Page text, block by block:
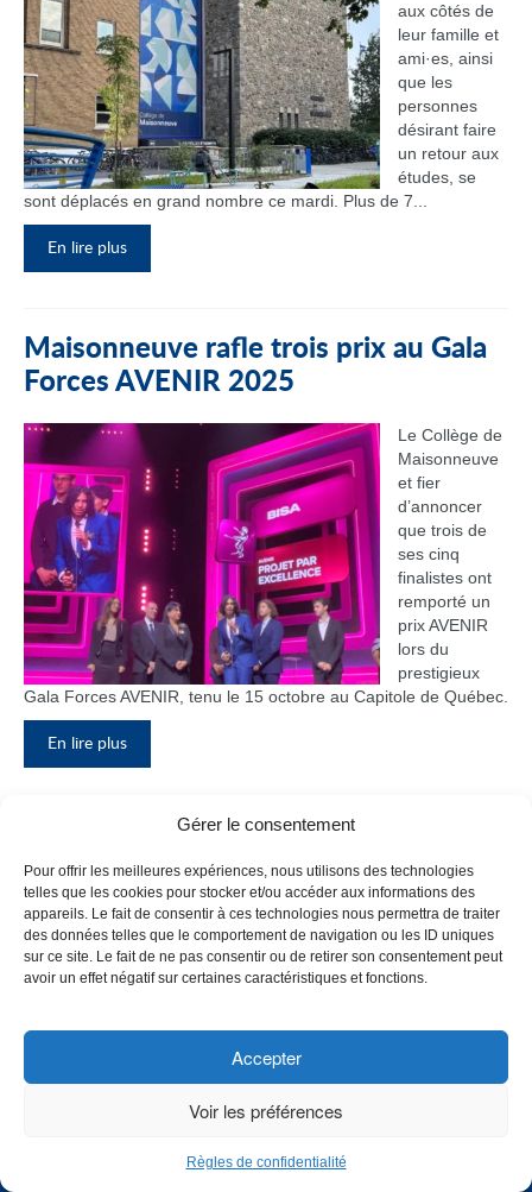
Gérer le consentement
Pour offrir les meilleures expériences, nous utilisons des technologies
telles que les cookies pour stocker et/ou accéder aux informations des
appareils. Le fait de consentir à ces technologies nous permettra de traiter
des données telles que le comportement de navigation ou les ID uniques
sur ce site. Le fait de ne pas consentir ou de retirer son consentement peut
avoir un effet négatif sur certaines caractéristiques et fonctions.
Accepter
Voir les préférences
Règles de confidentialité
aux côtés de
leur famille et
ami·es, ainsi
que les
personnes
désirant faire
un retour aux
études, se
sont déplacés en grand nombre ce mardi. Plus de 7...
En lire plus
Maisonneuve rafle trois prix au Gala
Forces AVENIR 2025
Le Collège de
Maisonneuve
et fier
d’annoncer
que trois de
ses cinq
finalistes ont
remporté un
prix AVENIR
lors du
prestigieux
Gala Forces AVENIR, tenu le 15 octobre au Capitole de Québec.
En lire plus
bloc F
Le Collège de
Maisonneuve
a inauguré
CHOISISSEZ UN PROFIL